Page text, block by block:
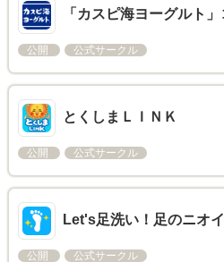
「カスピ海ヨーグルト
公開 公式サークル
とくしまＬＩＮＫ
公開 公式サークル
Let's足洗い！足のニオ
公開 公式サークル